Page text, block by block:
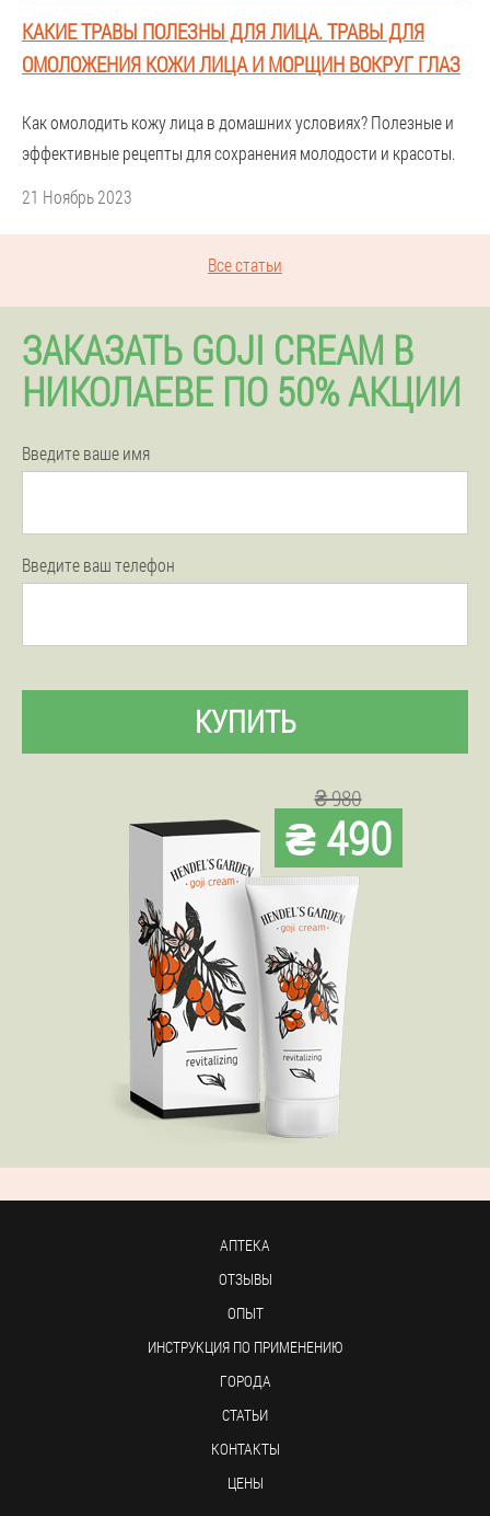
КАКИЕ ТРАВЫ ПОЛЕЗНЫ ДЛЯ ЛИЦА. ТРАВЫ ДЛЯ
ОМОЛОЖЕНИЯ КОЖИ ЛИЦА И МОРЩИН ВОКРУГ ГЛАЗ
Как омолодить кожу лица в домашних условиях? Полезные и
эффективные рецепты для сохранения молодости и красоты.
21 Ноябрь 2023
Все статьи
ЗАКАЗАТЬ GOJI CREAM В
НИКОЛАЕВЕ ПО 50% АКЦИИ
Введите ваше имя
Введите ваш телефон
КУПИТЬ
₴ 980
₴ 490
АПТЕКА
ОТЗЫВЫ
ОПЫТ
ИНСТРУКЦИЯ ПО ПРИМЕНЕНИЮ
ГОРОДА
СТАТЬИ
КОНТАКТЫ
ЦЕНЫ